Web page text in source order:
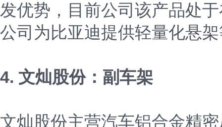
发优势，目前公司该产品处
公司为比亚迪提供轻量化悬
4. 文灿股份：副车架
文灿股份主营汽车铝合金精